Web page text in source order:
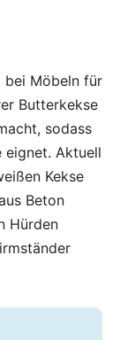
bei Möbeln für
Butterkekse
sodass
eignet. Aktuell
Kekse
Beton
Hürden